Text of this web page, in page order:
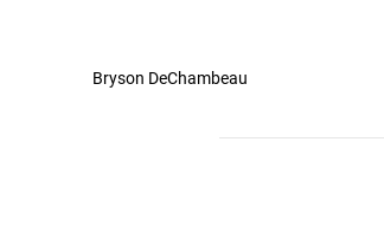
Bryson DeChambeau